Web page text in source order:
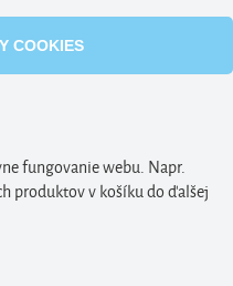
COOKIES
fungovanie webu. Napr.
produktov v košíku do ďalšej